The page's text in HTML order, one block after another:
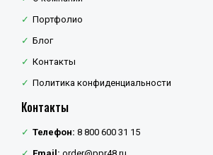
Портфолио
Блог
Контакты
Политика конфиденциальности
Контакты
Телефон: 8 800 600 31 15